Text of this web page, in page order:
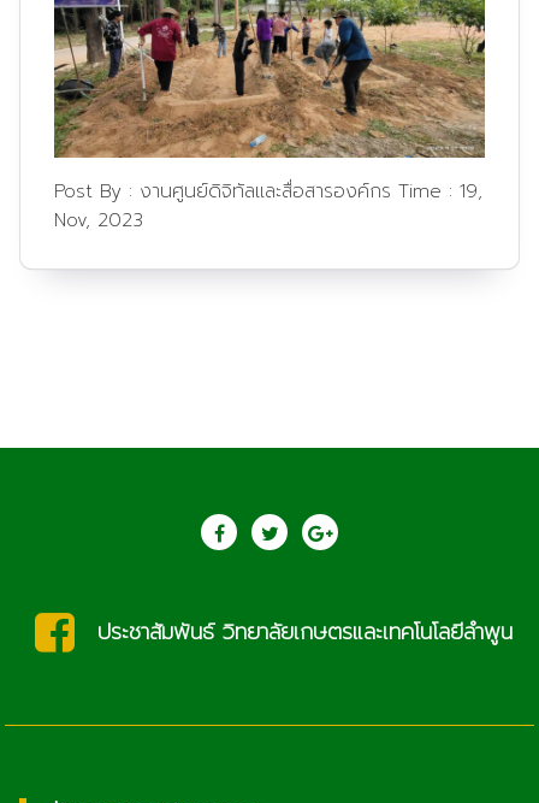
Post By : งานศูนย์ดิจิทัลและสื่อสารองค์กร Time : 19,
Nov, 2023
ประชาสัมพันธ์ วิทยาลัยเกษตรและเทคโนโลยีลำพูน